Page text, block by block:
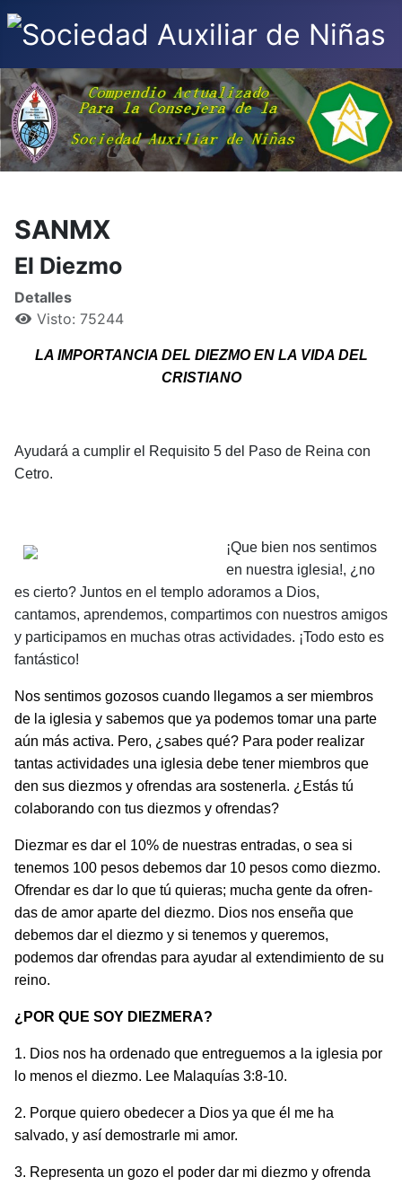
SANMX
El Diezmo
Detalles
Visto: 75244
LA IMPORTANCIA DEL DIEZMO EN LA VIDA DEL
CRISTIANO
Ayudará a cumplir el Requisito 5 del Paso de Reina con
Cetro.
¡Que bien nos sentimos
en nuestra iglesia!, ¿no
es cierto? Juntos en el templo adoramos a Dios,
cantamos, apren­demos, compartimos con nuestros amigos
y participamos en muchas otras actividades. ¡Todo esto es
fantástico!
Nos sentimos gozosos cuando llegamos a ser miembros
de la iglesia y sabemos que ya podemos tomar una parte
aún más activa. Pero, ¿sabes qué? Para poder realizar
tantas actividades una iglesia debe tener miembros que
den sus diezmos y ofrendas ara sostenerla. ¿Estás tú
colaboran­do con tus diezmos y ofrendas?
Diezmar es dar el 10% de nuestras entradas, o sea si
tenemos 100 pesos debemos dar 10 pesos como diezmo.
Ofrendar es dar lo que tú quieras; mucha gente da ofren­
das de amor aparte del diezmo. Dios nos enseña que
debemos dar el diezmo y si tenemos y queremos,
podemos dar ofrendas para ayudar al extendimiento de su
reino.
¿POR QUE SOY DIEZMERA?
1. Dios nos ha ordenado que entreguemos a la iglesia por
lo menos el diezmo. Lee Malaquías 3:8-10.
2. Porque quiero obedecer a Dios ya que él me ha
salvado, y así demostrarle mi amor.
3. Representa un gozo el poder dar mi diezmo y ofrenda